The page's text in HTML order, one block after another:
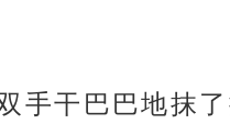
手干巴巴地抹了